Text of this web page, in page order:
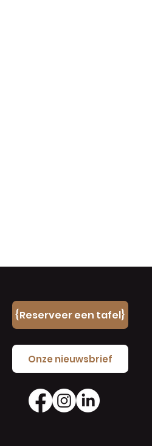
{Reserveer een tafel}
Onze nieuwsbrief